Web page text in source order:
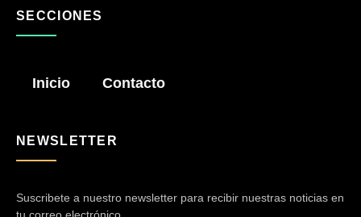
SECCIONES
Inicio Contacto
NEWSLETTER
Suscribete a nuestro newsletter para recibir nuestras noticias en
tu correo electrónico.